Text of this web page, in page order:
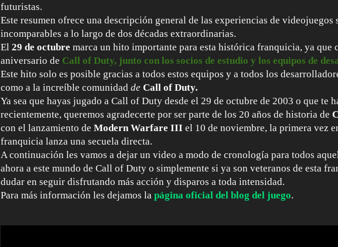
futuristas.
Este resumen ofrece una descripción general de las experiencias de videojuegos
incomparables a lo largo de dos décadas extraordinarias.
El 29 de octubre marca un hito importante para esta histórica franquicia, ya que
aniversario de Call of Duty, junto con los socios de estudio y los equipos de
Este hito solo es posible gracias a todos estos equipos y a todos los
como a la increíble comunidad de Call of Duty.
Ya sea que hayas jugado a Call of Duty desde el 29 de octubre de 2003 o que te
recientemente, queremos agradecerte por ser parte de los 20 años de historia de
con el lanzamiento de Modern Warfare III el 10 de noviembre, la primera vez
franquicia lanza una secuela directa.
A continuación les vamos a dejar un video a modo de cronología para todos
ahora a este mundo de Call of Duty o simplemente si ya son veteranos de esta
dudar en seguir disfrutando más acción y disparos a toda intensidad.
Para más información les dejamos la página oficial del blog del juego.